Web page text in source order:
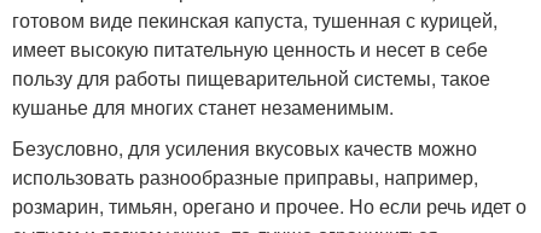
готовом виде пекинская капуста, тушенная с курицей,
имеет высокую питательную ценность и несет в себе
пользу для работы пищеварительной системы, такое
кушанье для многих станет незаменимым.
Безусловно, для усиления вкусовых качеств можно
использовать разнообразные приправы, например,
розмарин, тимьян, орегано и прочее. Но если речь идет о